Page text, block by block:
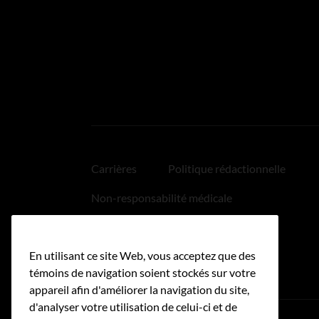
Carrières Politique rédactionnelle
Non-responsabilité médicale
Accessibilité
En utilisant ce site Web, vous acceptez que des
témoins de navigation soient stockés sur votre
appareil afin d'améliorer la navigation du site,
d'analyser votre utilisation de celui-ci et de